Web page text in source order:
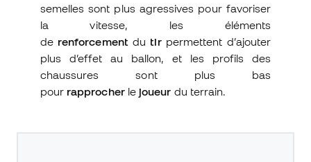
semelles sont plus agressives pour favoriser
la vitesse, les éléments
de renforcement du tirpermettent d’ajouter
plus d’effet au ballon, et les profils des
chaussures sont plus bas
pour rapprocherlejoueur du terrain.